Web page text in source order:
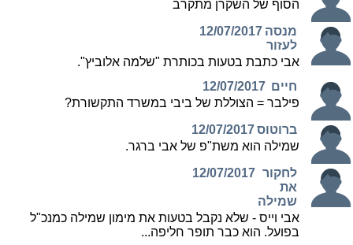
הסוף של השקרן מתקרב
מנסה
לעזור
12/07/2017
אבי כתבת בטעות בכותרת "שלמה אלוביץ".
חיים 12/07/2017
פילבר = הצוללת של ביבי במשרד התקשורת?
ברוטוס12/07/2017
שמילה הוא משת"פ של אבי ברגר.
לחקור
את
שמילה
12/07/2017
אבי וייס - שלא נקבל בטעות את מימון שמילה כמנכ"ל
בפועל. הוא כבר תופר חליפה...